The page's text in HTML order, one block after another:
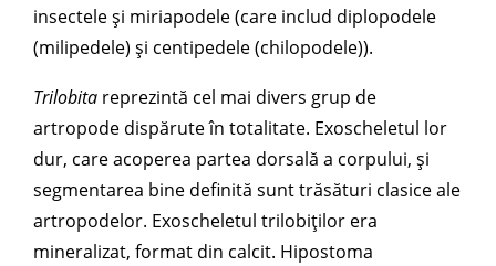
insectele și miriapodele (care includ diplopodele
(milipedele) și centipedele (chilopodele)).
Trilobita reprezintă cel mai divers grup de
artropode dispărute în totalitate. Exoscheletul lor
dur, care acoperea partea dorsală a corpului, și
segmentarea bine definită sunt trăsături clasice ale
artropodelor. Exoscheletul trilobiților era
mineralizat, format din calcit. Hipostoma